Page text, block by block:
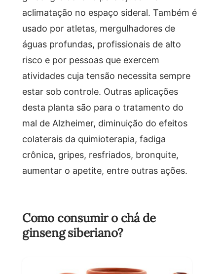
aclimatação no espaço sideral. Também é
usado por atletas, mergulhadores de
águas profundas, profissionais de alto
risco e por pessoas que exercem
atividades cuja tensão necessita sempre
estar sob controle. Outras aplicações
desta planta são para o tratamento do
mal de Alzheimer, diminuição do efeitos
colaterais da quimioterapia, fadiga
crônica, gripes, resfriados, bronquite,
aumentar o apetite, entre outras ações.
Como consumir o chá de
ginseng siberiano?